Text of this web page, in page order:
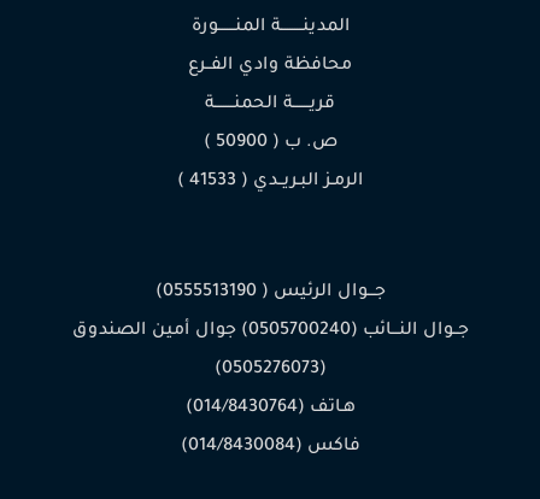
المدينـــــــــة المنـــــــورة
محافظة وادي الفــرع
قريـــــــة الحمنــــــــة
ص. ب ( 50900 )
الرمـز البـريــدي ( 41533 )
جـــوال الرئيس ( 0555513190)
جــوال النـــائب (0505700240) جوال أمين الصندوق
(0505276073)
هـاتف (014/8430764)
فاكس (014/8430084)